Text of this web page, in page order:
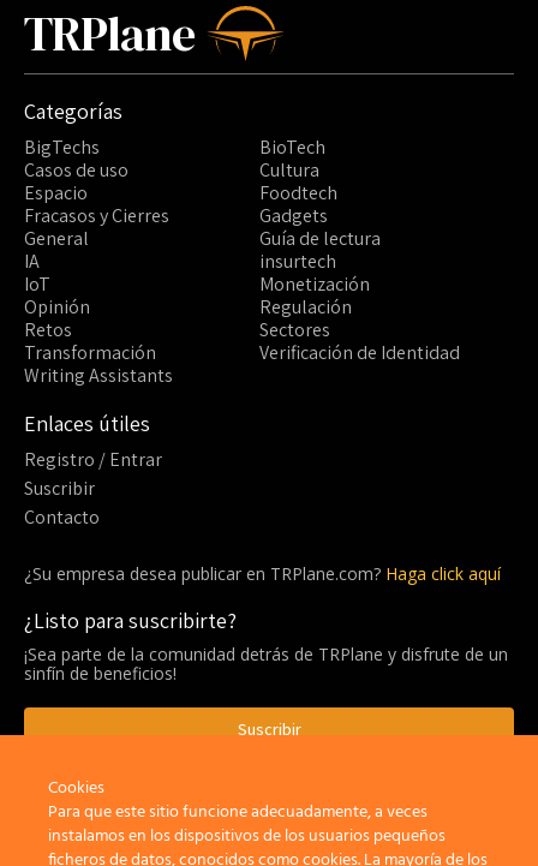
TRPlane
Categorías
BigTechs
BioTech
Casos de uso
Cultura
Espacio
Foodtech
Fracasos y Cierres
Gadgets
General
Guía de lectura
IA
insurtech
IoT
Monetización
Opinión
Regulación
Retos
Sectores
Transformación
Verificación de Identidad
Writing Assistants
Enlaces útiles
Registro / Entrar
Suscribir
Contacto
¿Su empresa desea publicar en TRPlane.com? Haga click aquí
¿Listo para suscribirte?
¡Sea parte de la comunidad detrás de TRPlane y disfrute de un
sinfín de beneficios!
Suscribir
Privacidad Aviso Legal Política de cookies
Cookies
Para que este sitio funcione adecuadamente, a veces
instalamos en los dispositivos de los usuarios pequeños